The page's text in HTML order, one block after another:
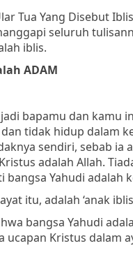
Tua Yang Disebut
seluruh
iblis.
ADAM
bapamu dan kamu
tidak hidup dalam
sendiri, sebab ia
adalah Allah.
Yahudi adalah
itu, adalah ‘anak
bangsa Yahudi
Kristus dalam